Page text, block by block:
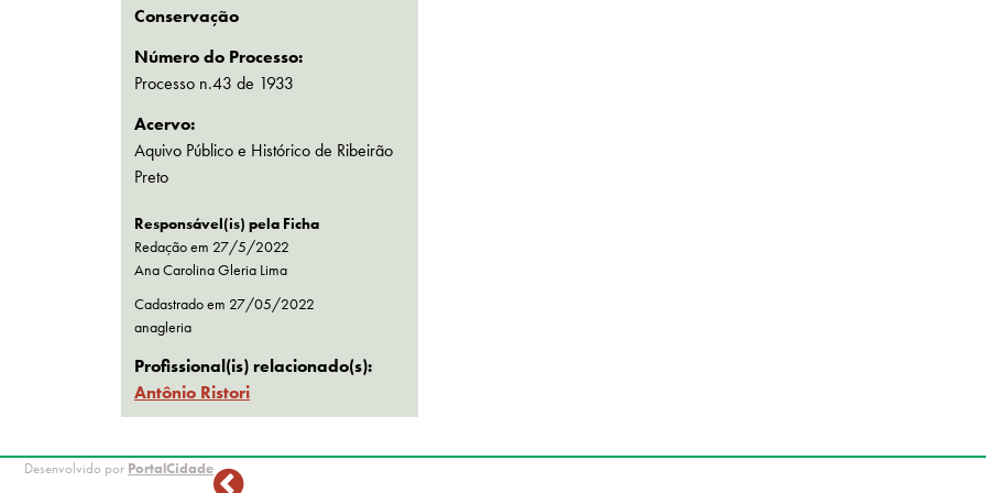
Conservação
Número do Processo:
Processo n.43 de 1933
Acervo:
Aquivo Público e Histórico de Ribeirão
Preto
Responsável(is) pela Ficha
Redação em 27/5/2022
Ana Carolina Gleria Lima
Cadastrado em 27/05/2022
anagleria
Profissional(is) relacionado(s):
Antônio Ristori
Desenvolvido por PortalCidade